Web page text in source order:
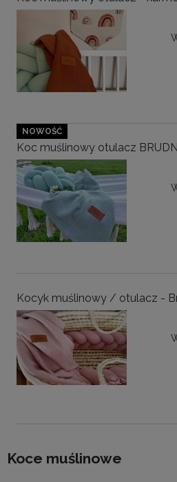
Koc muślinowy otulacz
NOWOŚĆ
Kocyk muślinowy / otulacz -
Koce muślinowe